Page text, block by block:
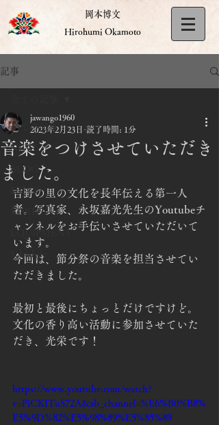
岡本博文
Hirohumi Okamoto
記事
全ての記事
NEW
BLOG
DISCO
528KHz
EQUIPMENT
Schedule
音楽をつけさせていただき
ました。
jawango1960
2023年2月23日 読了時間: 1分
吉野の里の文化を長年伝える第一人
者。写真家、永坂嘉光先生のYoutubeチ
ャンネルをお手伝いさせていただいて
います。
今回は、節分祭の音楽を担当させてい
ただきました。
最初と最後にちょっとだけですけど。
文化の香り高い活動に参加させていた
だき、光栄です！
https://www.youtube.com/watch?
v=PiCKITuS72A&ab_channel=%E6%B0%B8%
E5%9D%82%E5%98%89%E5%85%89